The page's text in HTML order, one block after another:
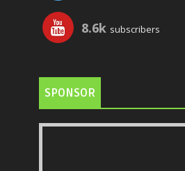
8.6k subscribers
SPONSOR